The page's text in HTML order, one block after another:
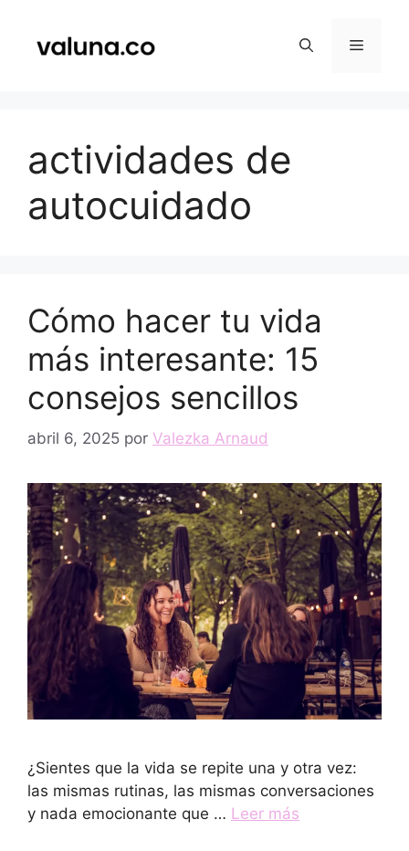
contenido
Menú
actividades de
autocuidado
Cómo hacer tu vida
más interesante: 15
consejos sencillos
abril 6, 2025 por Valezka Arnaud
¿Sientes que la vida se repite una y otra vez:
las mismas rutinas, las mismas conversaciones
y nada emocionante que … Leer más